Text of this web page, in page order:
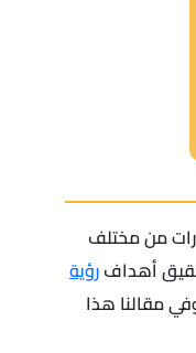
من مختلف
أهدافرؤية
مقالنا هذا